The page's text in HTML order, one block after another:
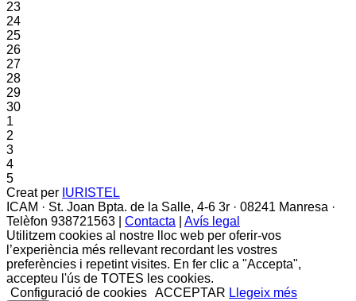
23
24
25
26
27
28
29
30
1
2
3
4
5
Creat per IURISTEL
ICAM · St. Joan Bpta. de la Salle, 4-6 3r · 08241 Manresa ·
Telèfon 938721563 | Contacta
Avís legal
Utilitzem cookies al nostre lloc web per oferir-vos
l’experiència més rellevant recordant les vostres
preferències i repetint visites. En fer clic a "Accepta",
accepteu l'ús de TOTES les cookies.
Configuració de cookies ACCEPTAR Llegeix més